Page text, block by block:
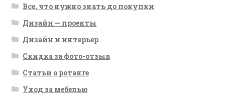
Все, что нужно знать до покупки
Дизайн — проекты
Дизайн и интерьер
Скидка за фото-отзыв
Статьи о ротанге
Уход за мебелью